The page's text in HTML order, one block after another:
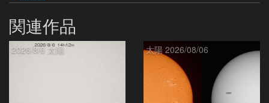
関連作品
2026/8/6 太陽 太陽 2026/08/06